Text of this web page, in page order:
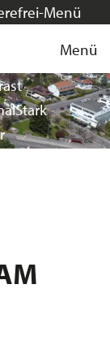
Menü
Sehr groß
Stark
Menü